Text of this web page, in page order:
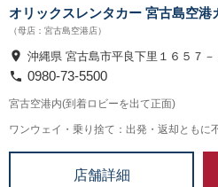
オリックスレンタカー 宮古島空港
（母店：宮古島空港店）
沖縄県 宮古島市平良下里１６５７
0980-73-5500
宮古空港内(到着ロビーを出て正面)
ワンウェイ・乗り捨て：出発・返却ともに
店舗詳細